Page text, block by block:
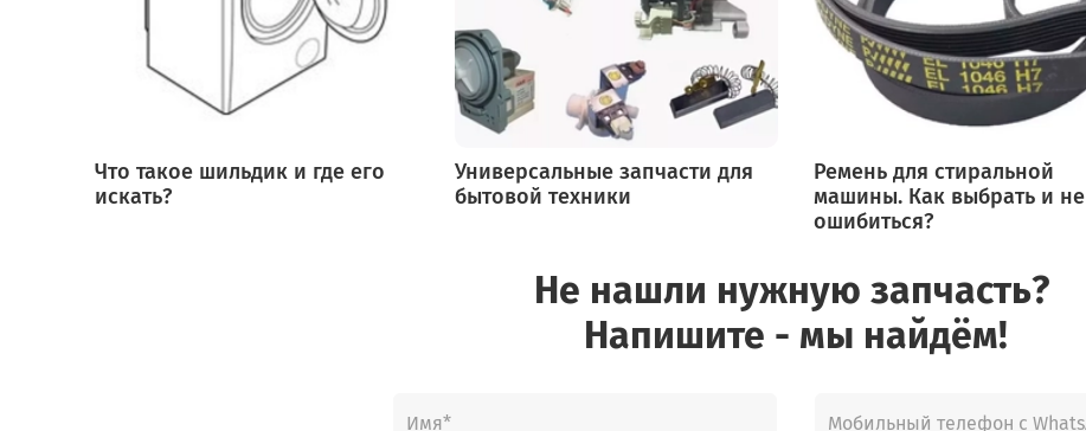
Что такое шильдик и где его
искать?
Универсальные запчасти для
бытовой техники
Ремень для стиральной
машины. Как выбрать и не
ошибиться?
Не нашли нужную запчасть?
Напишите - мы найдём!